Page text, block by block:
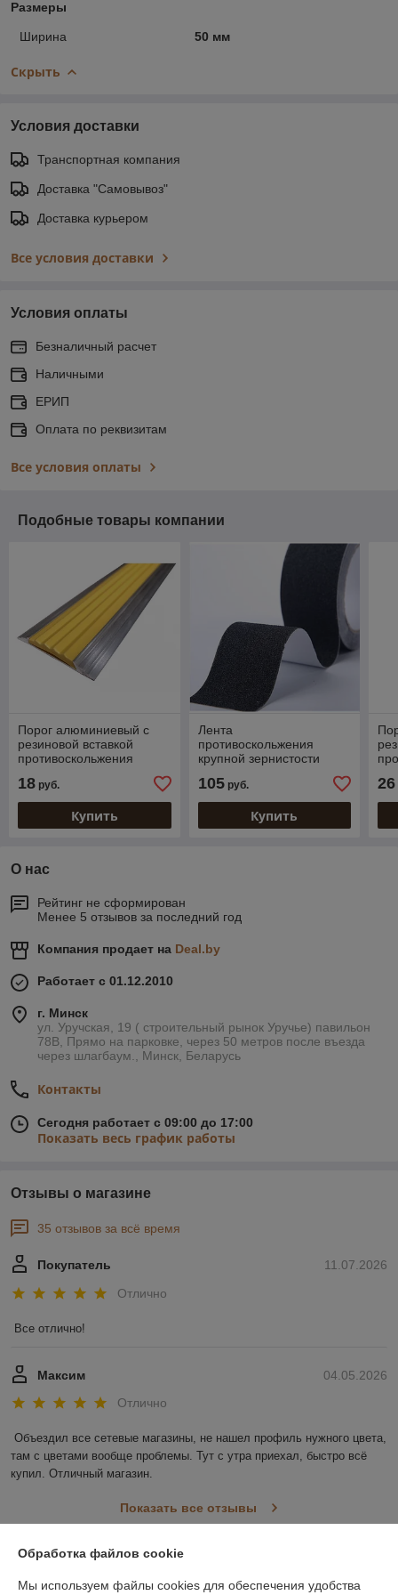
Размеры
Ширина 50 мм
Скрыть
Условия доставки
Транспортная компания
Доставка "Самовывоз"
Доставка курьером
Все условия доставки
Условия оплаты
Безналичный расчет
Наличными
ЕРИП
Оплата по реквизитам
Все условия оплаты
Подобные товары компании
Порог алюминиевый с
резиновой вставкой
противоскольжения
18 руб.
Купить
Лента
противоскольжения
крупной зернистости
105руб.
Купить
26
О нас
Рейтинг не сформирован
Менее 5 отзывов за последний год
Компания продает на Deal.by
Работает с 01.12.2010
г. Минск
ул. Уручская, 19 ( строительный рынок Уручье) павильон
78В, Прямо на парковке, через 50 метров после въезда
через шлагбаум., Минск, Беларусь
Контакты
Сегодня работает с 09:00 до 17:00
Показать весь график работы
Отзывы о магазине
35 отзывов за всё время
11.07.2026
Покупатель
Отлично
Все отлично!
04.05.2026
Максим
Отлично
Объездил все сетевые магазины, не нашел профиль нужного цвета,
там с цветами вообще проблемы. Тут с утра приехал, быстро всё
купил. Отличный магазин.
Показать все отзывы
Обработка файлов cookie
Мы используем файлы cookies для обеспечения удобства